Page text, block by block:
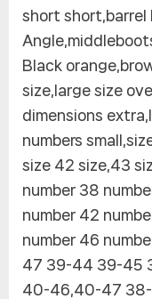
short
Black
size,large size
dimensions
numbers
size 42 size,43
number 38
number 42
number 46
47 39-44 39-45
40-46,40-47